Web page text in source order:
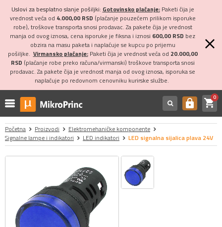
Uslovi za besplatno slanje pošiljki: Gotovinsko plaćanje:Paketi čija je
vrednost veća od 4.000,00 RSD (plaćanje pouzećem prilikom isporuke
robe), troškove transporta snosi prodavac. Za pakete čija je vrednost
manja od ovog iznosa, cena isporuke je fiksna i iznosi 600,00 RSD bez
obzira na masu paketa i naplaćuje se kupcu po prijemu
pošiljke. Virmansko plaćanje:Paketi čija je vrednost veća od 20.000,00
RSD (plaćanje robe preko računa/virmanski) troškove transporta snosi
prodavac. Za pakete čija je vrednost manja od ovog iznosa, isporuka se
naplaćuje po redovnom cenovniku kurirske službe.
https shopping_cart0
Početna Proizvodi
Elektromehaničke komponente
Signalne lampe i indikatori
LED indikatori LED signalna sijalica plava 24V